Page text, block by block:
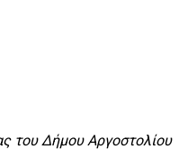
του Δήμου Αργοστολίου